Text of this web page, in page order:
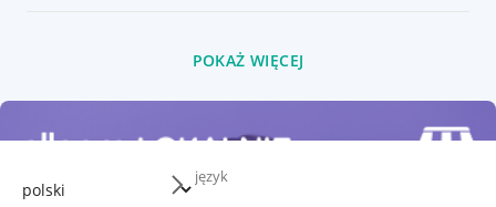
język
POKAŻ WIĘCEJ